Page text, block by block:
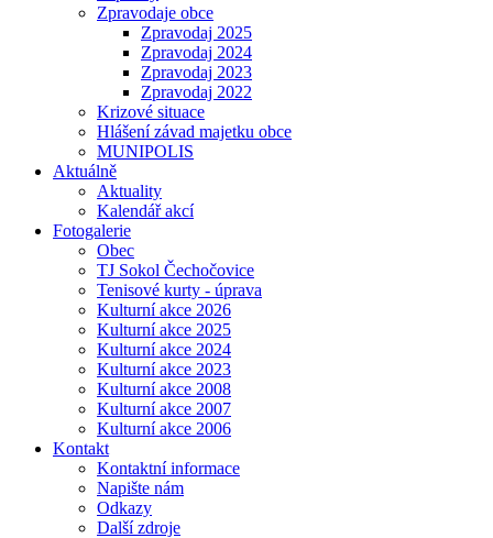
Zpravodaje obce
Zpravodaj 2025
Zpravodaj 2024
Zpravodaj 2023
Zpravodaj 2022
Krizové situace
Hlášení závad majetku obce
MUNIPOLIS
Aktuálně
Aktuality
Kalendář akcí
Fotogalerie
Obec
TJ Sokol Čechočovice
Tenisové kurty - úprava
Kulturní akce 2026
Kulturní akce 2025
Kulturní akce 2024
Kulturní akce 2023
Kulturní akce 2008
Kulturní akce 2007
Kulturní akce 2006
Kontakt
Kontaktní informace
Napište nám
Odkazy
Další zdroje